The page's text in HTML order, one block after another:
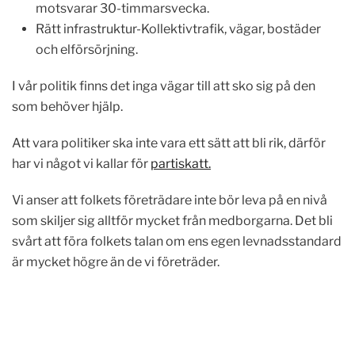
motsvarar 30-timmarsvecka.
Rätt infrastruktur-Kollektivtrafik, vägar, bostäder
och elförsörjning.
I vår politik finns det inga vägar till att sko sig på den
som behöver hjälp.
Att vara politiker ska inte vara ett sätt att bli rik, därför
har vi något vi kallar för partiskatt.
Vi anser att folkets företrädare inte bör leva på en nivå
som skiljer sig alltför mycket från medborgarna. Det bli
svårt att föra folkets talan om ens egen levnadsstandard
är mycket högre än de vi företräder.